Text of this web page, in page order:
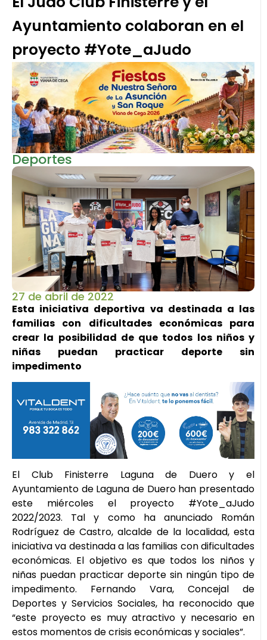
Ayuntamiento colaboran en el
proyecto #Yote_aJudo
Deportes
27 de abril de 2022
Esta iniciativa deportiva va destinada a las
familias con dificultades económicas para
crear la posibilidad de que todos los niños y
niñas puedan practicar deporte sin
impedimento
El Club Finisterre Laguna de Duero y el
Ayuntamiento de Laguna de Duero han presentado
este miércoles el proyecto #Yote_aJudo
2022/2023. Tal y como ha anunciado Román
Rodríguez de Castro, alcalde de la localidad, esta
iniciativa va destinada a las familias con dificultades
económicas. El objetivo es que todos los niños y
niñas puedan practicar deporte sin ningún tipo de
impedimento. Fernando Vara, Concejal de
Deportes y Servicios Sociales, ha reconocido que
“este proyecto es muy atractivo y necesario en
estos momentos de crisis económicas y sociales”.